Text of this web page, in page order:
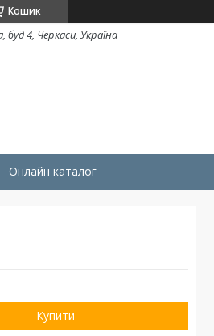
Кошик
4, Черкаси, Україна
Онлайн каталог
Купити